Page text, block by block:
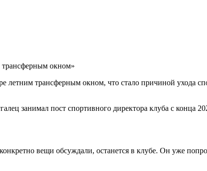
летним трансферным окном, что стало причиной ухода
занимал пост спортивного директора клуба с конца
вещи обсуждали, останется в клубе. Он уже